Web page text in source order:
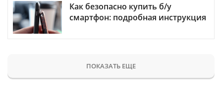
Как безопасно купить б/у
смартфон: подробная инструкция
ПОКАЗАТЬ ЕЩЕ